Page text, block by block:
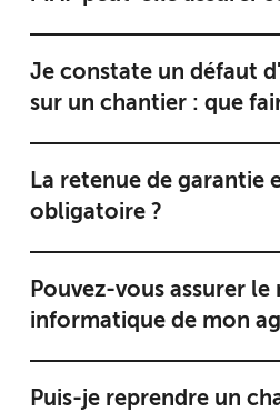
Je constate un défaut
sur un chantier : que
La retenue de garantie
obligatoire ?
Pouvez-vous assurer le
informatique de mon
Puis-je reprendre un